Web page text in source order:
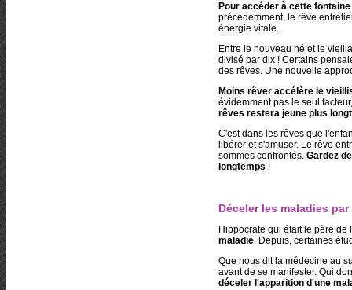
Pour accéder à cette
précédemment, le rêve
énergie vitale.
Entre le nouveau né et le
divisé par dix ! Certains
des rêves. Une nouvelle
Moins rêver accélère le
évidemment pas le seul
rêves restera jeune plus
C'est dans les rêves que
libérer et s'amuser. Le rêve
sommes confrontés. Gardez
longtemps !
Déceler les maladies par
Hippocrate qui était le père
maladie. Depuis, certaines
Que nous dit la médecine au
avant de se manifester. Qui
déceler l'apparition d'une